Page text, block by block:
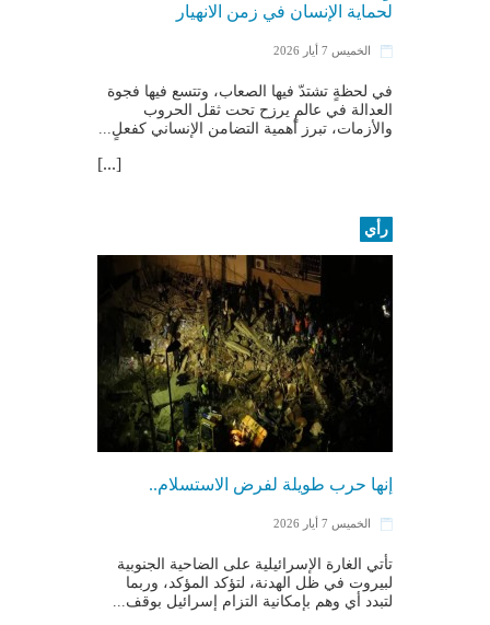
لحماية الإنسان في زمن الانهيار
الخميس 7 أيار 2026
في لحظةٍ تشتدّ فيها الصعاب، وتتسع فيها فجوة
العدالة في عالمٍ يرزح تحت ثقل الحروب
والأزمات، تبرز أهمية التضامن الإنساني كفعلٍ...
[...]
رأي
إنها حرب طويلة لفرض الاستسلام..
الخميس 7 أيار 2026
تأتي الغارة الإسرائيلية على الضاحية الجنوبية
لبيروت في ظل الهدنة، لتؤكد المؤكد، وربما
لتبدد أي وهم بإمكانية التزام إسرائيل بوقف...